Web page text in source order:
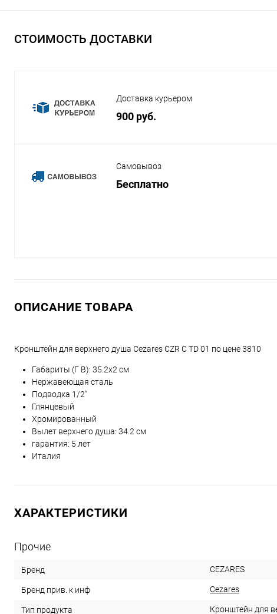
СТОИМОСТЬ ДОСТАВКИ
Доставка курьером
900 руб.
Самовывоз
Бесплатно
ОПИСАНИЕ ТОВАРА
Кронштейн для верхнего душа Cezares CZR C TD 01 по цене 3810
Габариты (Г В): 35.2x2 см
Нержавеющая сталь
Подводка 1/2"
Глянцевый
Хромированный
Вылет верхнего душа: 34.2 см
гарантия: 5 лет
Италия
ХАРАКТЕРИСТИКИ
Прочие
Бренд CEZARES
Бренд прив. к инф Cezares
Тип продукта Кронштейн для